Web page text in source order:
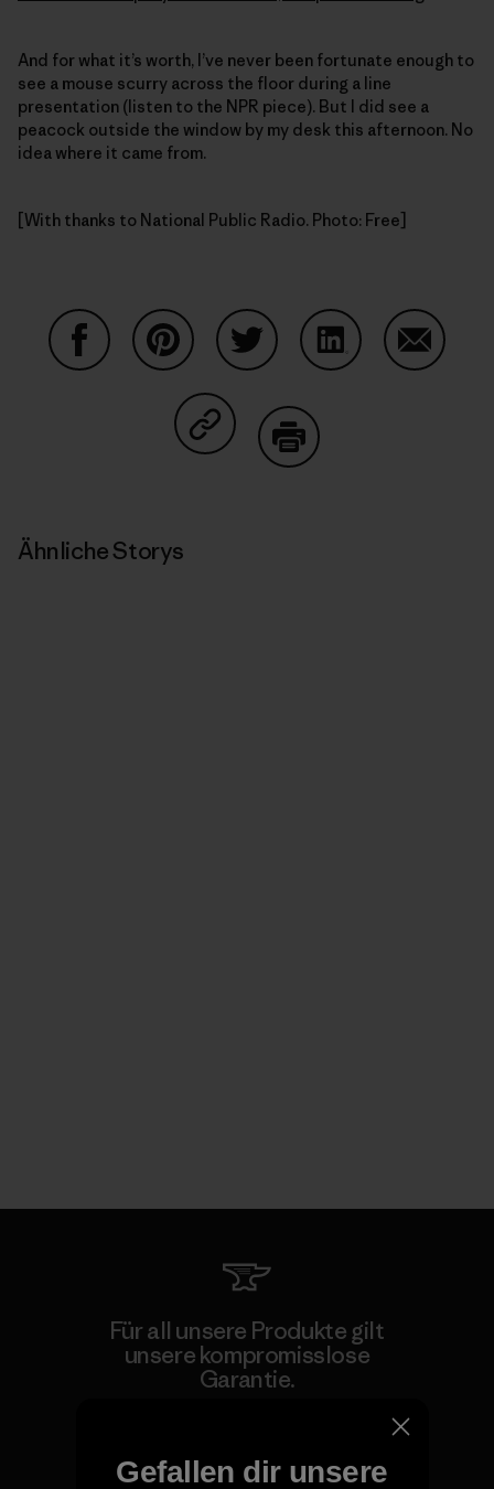
And for what it’s worth, I’ve never been fortunate enough to
see a mouse scurry across the floor during a line
presentation (listen to the NPR piece). But I did see a
peacock outside the window by my desk this afternoon. No
idea where it came from.
[With thanks to National Public Radio. Photo: Free]
Auf Copy Link teilen
Ähnliche Storys
Für all unsere Produkte gilt
unsere kompromisslose
Garantie.
Gefallen dir unsere